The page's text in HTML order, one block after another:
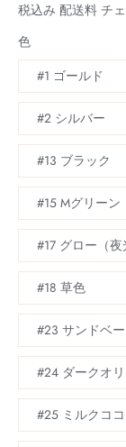
税込み 配送料 チ
色
#1 ゴールド
#2 シルバー
#13 ブラック
#15 Mグリーン
#17 グロー（夜
#18 草色
#23 サンドベー
#24 ダークオリ
#25 ミルクコ